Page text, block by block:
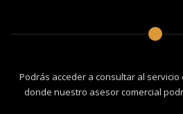
Podrás acceder a consultar al
donde nuestro asesor comercial